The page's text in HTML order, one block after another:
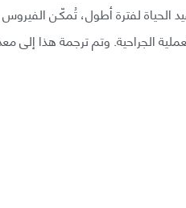
الحياة لفترة أطول، تُمكّـن
الجراحية. وتم ترجمة هذا إلى